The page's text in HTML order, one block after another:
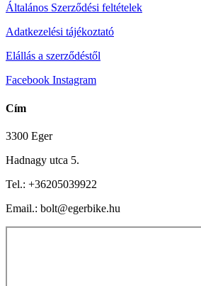
Általános Szerződési feltételek
Adatkezelési tájékoztató
Elállás a szerződéstől
Facebook Instagram
Cím
3300 Eger
Hadnagy utca 5.
Tel.: +36205039922
Email.: bolt@egerbike.hu